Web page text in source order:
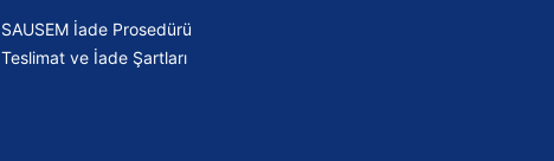
SAUSEM İade Prosedürü
Teslimat ve İade Şartları